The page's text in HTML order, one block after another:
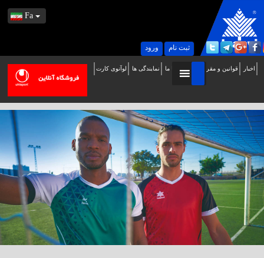
Fa
اخبار قوانین و مقررات تماس با ما نمایندگی ها لوآنوی کارت
ثبت نام ورود